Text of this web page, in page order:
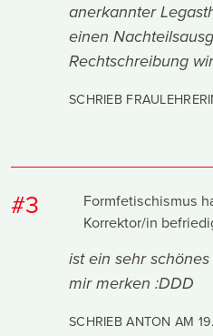
anerkannter
einen
Rechtschreibung
SCHRIEB
#3
Formfetischismus
Korrektor/in
ist ein sehr
mir merken :DDD
SCHRIEB ANTON AM